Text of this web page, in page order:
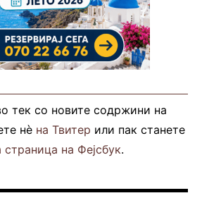
тек со новите содржини на
нè на Твитер или пак станете
страница на Фејсбук.